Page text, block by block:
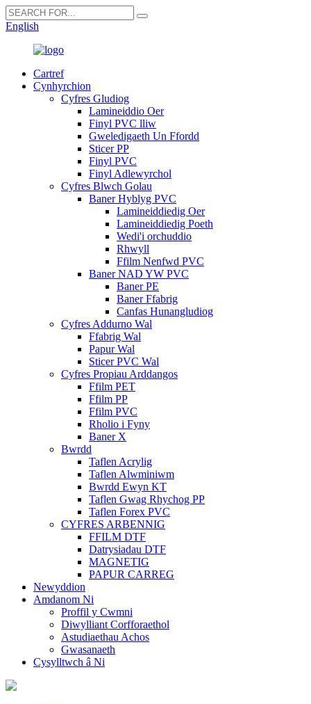
English
Cartref
Cynhyrchion
Cyfres Gludiog
Lamineiddio Oer
Finyl PVC lliw
Gweledigaeth Un Ffordd
Sticer PP
Finyl PVC
Finyl Adlewyrchol
Cyfres Blwch Golau
Baner Hyblyg PVC
Lamineiddiedig Oer
Lamineiddiedig Poeth
Wedi'i orchuddio
Rhwyll
Ffilm Nenfwd PVC
Baner NAD YW PVC
Baner PE
Baner Ffabrig
Canfas Hunangludiog
Cyfres Addurno Wal
Ffabrig Wal
Papur Wal
Sticer PVC Wal
Cyfres Propiau Arddangos
Ffilm PET
Ffilm PP
Ffilm PVC
Rholio i Fyny
Baner X
Bwrdd
Taflen Acrylig
Taflen Alwminiwm
Bwrdd Ewyn KT
Taflen Gwag Rhychog PP
Taflen Forex PVC
CYFRES ARBENNIG
FFILM DTF
Datrysiadau DTF
MAGNETIG
PAPUR CARREG
Newyddion
Amdanom Ni
Proffil y Cwmni
Diwylliant Corfforaethol
Astudiaethau Achos
Gwasanaeth
Cysylltwch â Ni